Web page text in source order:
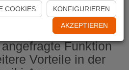
Funktion
Vorteile in der
COOKIES KONFIGURIEREN
AKZEPTIEREN